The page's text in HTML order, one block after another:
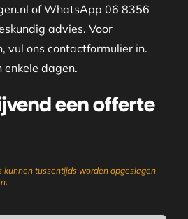
of WhatsApp 06 8356
advies. Voor
vul ons contactformulier in.
enkele dagen.
een offerte
kunnen tussentijds worden opgeslagen